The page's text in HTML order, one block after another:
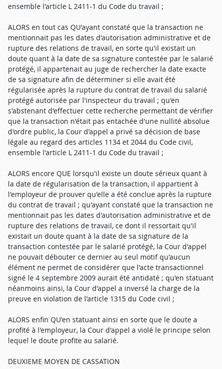
ensemble l'article L 2411-1 du Code du travail ;
ALORS en tout cas QU'ayant constaté que la transaction ne
mentionnait pas les dates d'autorisation administrative et de
rupture des relations de travail, en sorte qu'il existait un
doute quant à la date de sa signature contestée par le salarié
protégé, il appartenait au juge de rechercher la date exacte
de sa signature afin de déterminer si elle avait été
régularisée après la rupture du contrat de travail du salarié
protégé autorisée par l'inspecteur du travail ; qu'en
s'abstenant d'effectuer cette recherche permettant de vérifier
que la transaction n'était pas entachée d'une nullité absolue
d'ordre public, la Cour d'appel a privé sa décision de base
légale au regard des articles 1134 et 2044 du Code civil,
ensemble l'article L 2411-1 du Code du travail ;
ALORS encore QUE lorsqu'il existe un doute sérieux quant à
la date de régularisation de la transaction, il appartient à
l'employeur de prouver qu'elle a été conclue après la rupture
du contrat de travail ; qu'ayant constaté que la transaction ne
mentionnait pas les dates d'autorisation administrative et de
rupture des relations de travail, ce dont il ressortait qu'il
existait un doute quant à la date de sa signature de la
transaction contestée par le salarié protégé, la Cour d'appel
ne pouvait débouter ce dernier au seul motif qu'aucun
élément ne permet de considérer que l'acte transactionnel
signé le 4 septembre 2009 aurait été antidaté ; qu'en statuant
néanmoins ainsi, la Cour d'appel a inversé la charge de la
preuve en violation de l'article 1315 du Code civil ;
ALORS enfin QU'en statuant ainsi en sorte que le doute a
profité à l'employeur, la Cour d'appel a violé le principe selon
lequel le doute profite au salarié.
DEUXIEME MOYEN DE CASSATION